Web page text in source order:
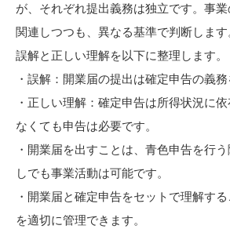
が、それぞれ提出義務は独立です。事
関連しつつも、異なる基準で判断します
誤解と正しい理解を以下に整理します。
・誤解：開業届の提出は確定申告の義務
・正しい理解：確定申告は所得状況に
なくても申告は必要です。
・開業届を出すことは、青色申告を行
しでも事業活動は可能です。
・開業届と確定申告をセットで理解す
を適切に管理できます。